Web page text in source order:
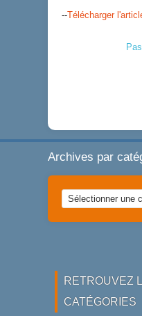
--Télécharger
Archives par
Archives
par
catégories
RETROUVEZ
CATÉGORIES